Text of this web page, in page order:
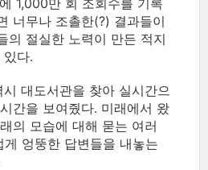
1,000만 회 조회수를 기록
너무나 조촐한(?) 결과들이
의 절실한 노력이 만든 적지
다.
대도서관을 찾아 실시간으
간을 보여줬다. 미래에서 왔
의 모습에 대해 묻는 여러
엉뚱한 답변들을 내놓는